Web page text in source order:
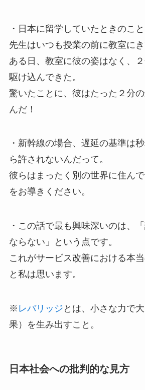
・日本に留学していたときのこ
先生はいつも授業の前に教室に
ある日、教室に彼の姿はなく、
駆け込んできた。
驚いたことに、彼はたった２分
んだ！
・新幹線の場合、遅延の基準は
ら許されないんだって。
彼らはまったく別の世界に住ん
をお導きください。
・この話で最も興味深いのは、
ならない」という点です。
これがサービス改善における本
と私は思います。
※ レバリッジ とは、小さな力で
果）を生み出すこと。
日本社会への批判的な見方